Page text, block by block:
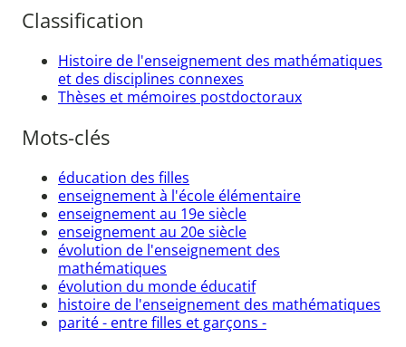
Classification
Histoire de l'enseignement des mathématiques
et des disciplines connexes
Thèses et mémoires postdoctoraux
Mots-clés
éducation des filles
enseignement à l'école élémentaire
enseignement au 19e siècle
enseignement au 20e siècle
évolution de l'enseignement des
mathématiques
évolution du monde éducatif
histoire de l'enseignement des mathématiques
parité - entre filles et garçons -